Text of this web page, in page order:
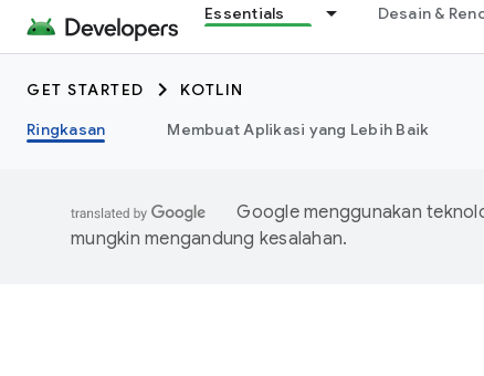
Essentials Desain &
GET STARTED
KOTLIN
Ringkasan
Membuat Aplikasi yang Lebih Baik
Google menggunakan
mungkin mengandung kesalahan.